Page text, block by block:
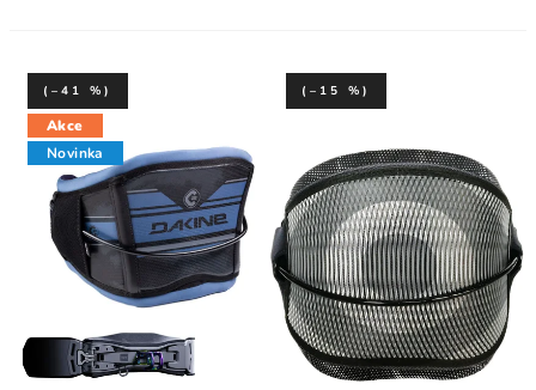
Akce
Novinka
(–41 %) (–15 %)